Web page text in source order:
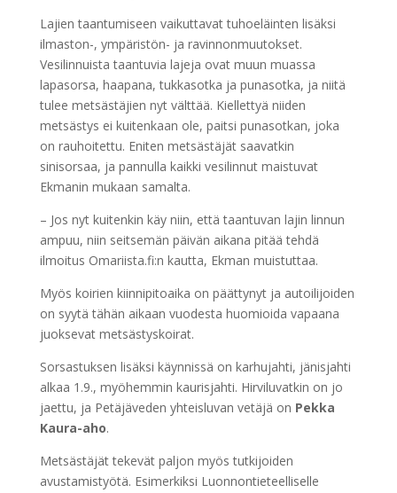
Lajien taantumiseen vaikuttavat tuhoeläinten lisäksi
ilmaston-, ympäristön- ja ravinnonmuutokset.
Vesilinnuista taantuvia lajeja ovat muun muassa
lapasorsa, haapana, tukkasotka ja punasotka, ja niitä
tulee metsästäjien nyt välttää. Kiellettyä niiden
metsästys ei kuitenkaan ole, paitsi punasotkan, joka
on rauhoitettu. Eniten metsästäjät saavatkin
sinisorsaa, ja pannulla kaikki vesilinnut maistuvat
Ekmanin mukaan samalta.
– Jos nyt kuitenkin käy niin, että taantuvan lajin linnun
ampuu, niin seitsemän päivän aikana pitää tehdä
ilmoitus Omariista.fi:n kautta, Ekman muistuttaa.
Myös koirien kiinnipitoaika on päättynyt ja autoilijoiden
on syytä tähän aikaan vuodesta huomioida vapaana
juoksevat metsästyskoirat.
Sorsastuksen lisäksi käynnissä on karhujahti, jänisjahti
alkaa 1.9., myöhemmin kaurisjahti. Hirviluvatkin on jo
jaettu, ja Petäjäveden yhteisluvan vetäjä on Pekka
Kaura-aho.
Metsästäjät tekevät paljon myös tutkijoiden
avustamistyötä. Esimerkiksi Luonnontieteelliselle